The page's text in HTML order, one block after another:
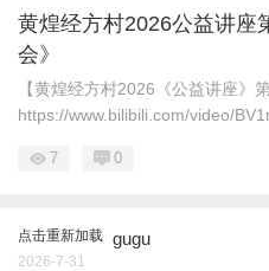
黄煌经方村2026公益讲座
会》
【黄煌经方村2026《公益讲座》
https://www.bilibili.com/video/
7 0
点击重新加载 gugu
2026-7-31